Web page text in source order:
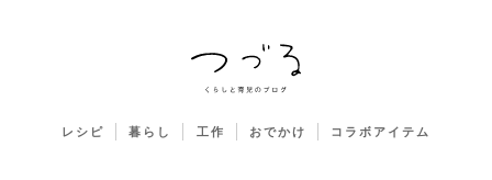
レシピ 暮らし 工作 おでかけ コラボアイテム